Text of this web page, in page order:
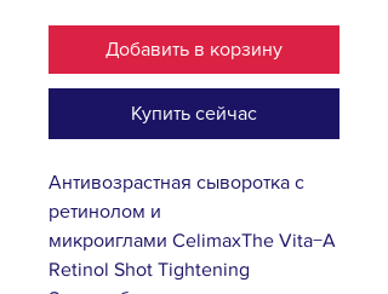
Добавить в корзину
Купить сейчас
Антивозрастная сыворотка с
ретинолом и
микроиглами CelimaxThe Vita−A
Retinol Shot Tightening